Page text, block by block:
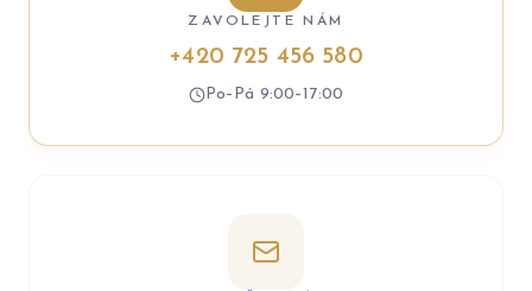
ZAVOLEJTE NÁM
+420 725 456 580
Po–Pá 9:00–17:00